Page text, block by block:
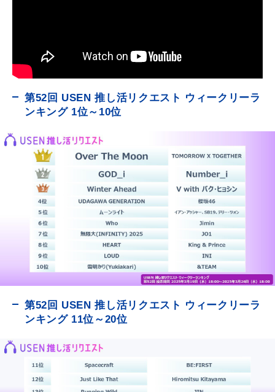
第52回 USEN 推し活リクエスト ウィークリーラ
ンキング 1位～10位
第52回 USEN 推し活リクエスト ウィークリーラ
ンキング 11位～20位